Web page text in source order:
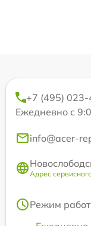
+7 (495)
Ежедневно с
info@acer-
Адрес
Режим